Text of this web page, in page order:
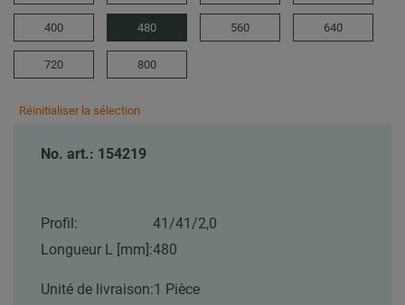
400 480 560 640
720 800
Réinitialiser la sélection
No. art.: 154219
Profil:
41/41/2,0
Longueur L [mm]:480
Unité de livraison:1 Pièce